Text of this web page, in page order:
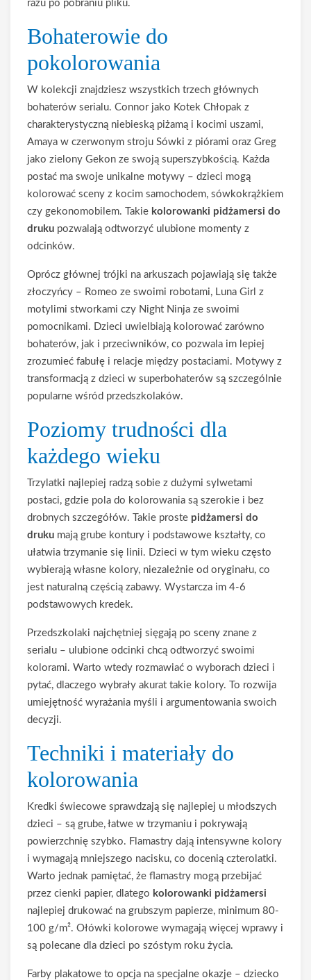
razu po pobraniu pliku.
Bohaterowie do
pokolorowania
W kolekcji znajdziesz wszystkich trzech głównych
bohaterów serialu. Connor jako Kotek Chłopak z
charakterystyczną niebieską piżamą i kocimi uszami,
Amaya w czerwonym stroju Sówki z piórami oraz Greg
jako zielony Gekon ze swoją superszybkością. Każda
postać ma swoje unikalne motywy – dzieci mogą
kolorować sceny z kocim samochodem, sówkokrążkiem
czy gekonomobilem. Takie kolorowanki pidżamersi do
druku pozwalają odtworzyć ulubione momenty z
odcinków.
Oprócz głównej trójki na arkuszach pojawiają się także
złoczyńcy – Romeo ze swoimi robotami, Luna Girl z
motylimi stworkami czy Night Ninja ze swoimi
pomocnikami. Dzieci uwielbiają kolorować zarówno
bohaterów, jak i przeciwników, co pozwala im lepiej
zrozumieć fabułę i relacje między postaciami. Motywy z
transformacją z dzieci w superbohaterów są szczególnie
popularne wśród przedszkolaków.
Poziomy trudności dla
każdego wieku
Trzylatki najlepiej radzą sobie z dużymi sylwetami
postaci, gdzie pola do kolorowania są szerokie i bez
drobnych szczegółów. Takie proste pidżamersi do
druku mają grube kontury i podstawowe kształty, co
ułatwia trzymanie się linii. Dzieci w tym wieku często
wybierają własne kolory, niezależnie od oryginału, co
jest naturalną częścią zabawy. Wystarcza im 4-6
podstawowych kredek.
Przedszkolaki najchętniej sięgają po sceny znane z
serialu – ulubione odcinki chcą odtworzyć swoimi
kolorami. Warto wtedy rozmawiać o wyborach dzieci i
pytać, dlaczego wybrały akurat takie kolory. To rozwija
umiejętność wyrażania myśli i argumentowania swoich
decyzji.
Techniki i materiały do
kolorowania
Kredki świecowe sprawdzają się najlepiej u młodszych
dzieci – są grube, łatwe w trzymaniu i pokrywają
powierzchnię szybko. Flamastry dają intensywne kolory
i wymagają mniejszego nacisku, co docenią czterolatki.
Warto jednak pamiętać, że flamastry mogą przebijać
przez cienki papier, dlatego kolorowanki pidżamersi
najlepiej drukować na grubszym papierze, minimum 80-
100 g/m². Ołówki kolorowe wymagają więcej wprawy i
są polecane dla dzieci po szóstym roku życia.
Farby plakatowe to opcja na specjalne okazje – dziecko